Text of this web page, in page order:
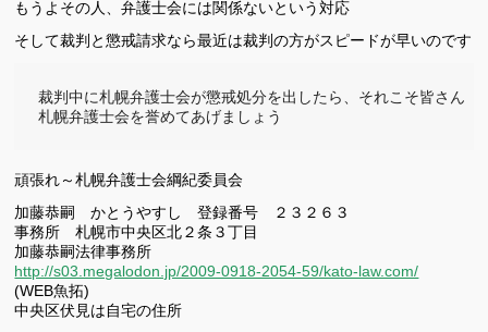
もうよその人、弁護士会には関係ないという対応
そして裁判と懲戒請求なら最近は裁判の方がスピードが早いのです
裁判中に札幌弁護士会が懲戒処分を出したら、それこそ皆さん
札幌弁護士会を誉めてあげましょう
頑張れ～札幌弁護士会綱紀委員会
加藤恭嗣 かとうやすし 登録番号 ２３２６３
事務所 札幌市中央区北２条３丁目
加藤恭嗣法律事務所
http://s03.megalodon.jp/2009-0918-2054-59/kato-law.com/
(WEB魚拓)
中央区伏見は自宅の住所